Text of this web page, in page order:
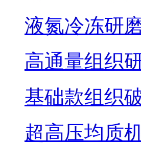
液氮冷冻研
高通量组织
基础款组织
超高压均质